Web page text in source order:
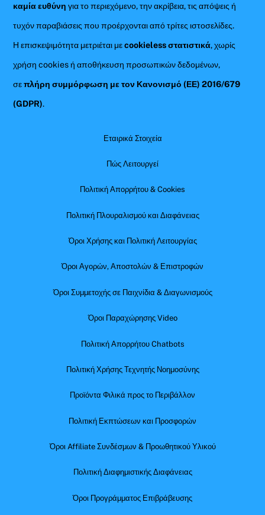
καμία ευθύνη για το περιεχόμενο, την ακρίβεια, τις απόψεις ή
τυχόν παραβιάσεις που προέρχονται από τρίτες ιστοσελίδες.
Η επισκεψιμότητα μετριέται μεcookieless στατιστικά, χωρίς
χρήση cookies ή αποθήκευση προσωπικών δεδομένων,
σεπλήρη συμμόρφωση με τον Κανονισμό (ΕΕ) 2016/679
(GDPR).
Εταιρικά Στοιχεία
Πώς Λειτουργεί
Πολιτική Απορρήτου & Cookies
Πολιτική Πλουραλισμού και Διαφάνειας
Όροι Χρήσης και Πολιτική Λειτουργίας
Όροι Αγορών, Αποστολών & Επιστροφών
Όροι Συμμετοχής σε Παιχνίδια & Διαγωνισμούς
Όροι Παραχώρησης Video
Πολιτική Απορρήτου Chatbots
Πολιτική Χρήσης Τεχνητής Νοημοσύνης
Προϊόντα Φιλικά προς το Περιβάλλον
Πολιτική Εκπτώσεων και Προσφορών
Όροι Affiliate Συνδέσμων & Προωθητικού Υλικού
Πολιτική Διαφημιστικής Διαφάνειας
Όροι Προγράμματος Επιβράβευσης